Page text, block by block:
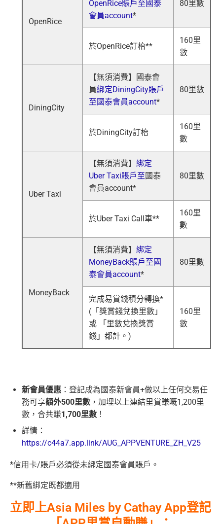
OpenRice
OpenRice賬戶至國泰
會員account*
80里數
於OpenRice訂枱**
160里
數
DiningCity
【無須消費】國泰會
員綁定DiningCity賬戶
至國泰會員account*
80里數
於DiningCity訂枱
160里
數
Uber Taxi
【無須消費】 綁定
Uber Taxi賬戶至 國泰
會員account*
80里數
於Uber Taxi Call車**
160里
數
MoneyBack
【無須消費】 綁定
MoneyBack賬戶至國
泰會員account*
80里數
完成易賞錢積分轉換*
(「獎賞錢兌換里數」
或 「里數兌換獎賞
錢」都計。)
160里
數
新會員優惠 ：登記成為國泰新會員+做以上任何交易任
務可享額外500里數 ，加埋以上連結里賞賺嘅1,200里
數，合共賺1,700里數 ！
詳情：
https://c44a7.app.link/AUG_APPVENTURE_ZH_V25
*信用卡/賬戶必須從未綁定國泰會員賬戶。
**新舊綁定既都適用
立即上Asia Miles by Cathay App登記